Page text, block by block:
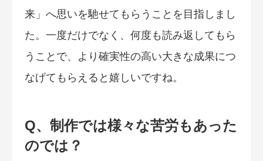
来」へ思いを馳せてもらうことを目指しまし
た。一度だけでなく、何度も読み返してもら
うことで、より確実性の高い大きな成果につ
なげてもらえると嬉しいですね。
Q、制作では様々な苦労もあった
のでは？